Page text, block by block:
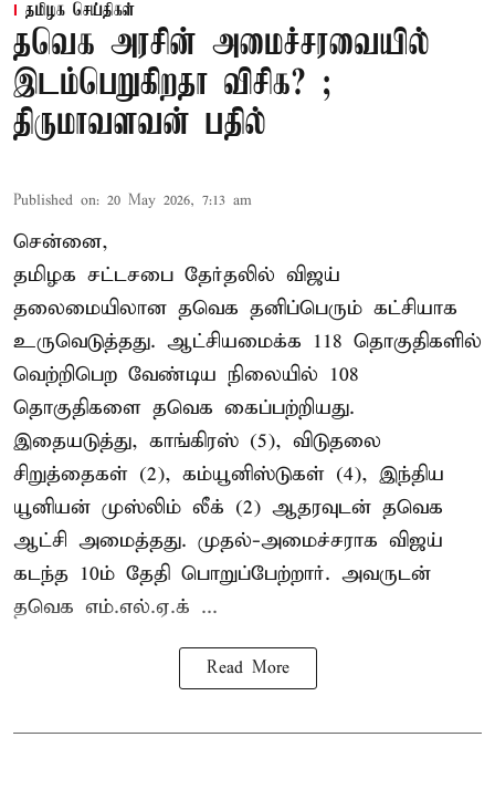
தமிழக செய்திகள்
தவெக அரசின் அமைச்சரவையில்
இடம்பெறுகிறதா விசிக? ;
திருமாவளவன் பதில்
Published on: 20 May 2026, 7:13 am
சென்னை,
தமிழக சட்டசபை தேர்தலில் விஜய்
தலைமையிலான தவெக தனிப்பெரும் கட்சியாக
உருவெடுத்தது. ஆட்சியமைக்க 118 தொகுதிகளில்
வெற்றிபெற வேண்டிய நிலையில் 108
தொகுதிகளை தவெக கைப்பற்றியது.
இதையடுத்து, காங்கிரஸ் (5), விடுதலை
சிறுத்தைகள் (2), கம்யூனிஸ்டுகள் (4), இந்திய
யூனியன் முஸ்லிம் லீக் (2) ஆதரவுடன் தவெக
ஆட்சி அமைத்தது. முதல்-அமைச்சராக விஜய்
கடந்த 10ம் தேதி பொறுப்பேற்றார். அவருடன்
தவெக எம்.எல்.ஏ.க் ...
Read More